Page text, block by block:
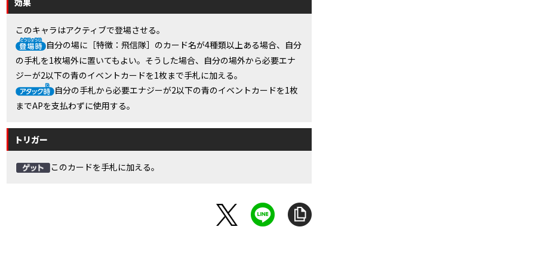
効果
このキャラはアクティブで登場させる。
自分の場に［特徴：飛信隊］のカード名が4種類以上ある場合、自分
の手札を1枚場外に置いてもよい。そうした場合、自分の場外から必要エナ
ジーが2以下の青のイベントカードを1枚まで手札に加える。
自分の手札から必要エナジーが2以下の青のイベントカードを1枚
までAPを支払わずに使用する。
トリガー
このカードを手札に加える。